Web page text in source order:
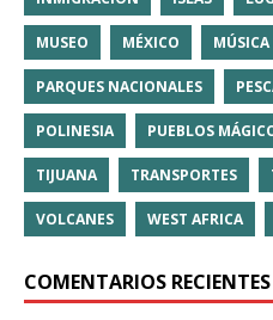
MUSEO MÉXICO MÚSICA
PARQUES NACIONALES
POLINESIA PUEBLOS
TIJUANA TRANSPORTES
VOLCANES WEST AFRICA
COMENTARIOS RECIENTES